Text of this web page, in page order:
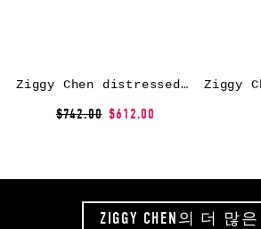
Ziggy Chen distressed cowl-neck shirt – Green
$742.00 $612.00
ZIGGY CHEN의 더 많